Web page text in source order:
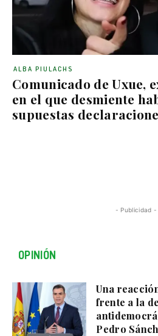
Comunicado de Uxue,
en el que desmiente
supuestas
ALBA PIULACHS
- Publicidad -
OPINIÓN
Una
frente a la
Pedro